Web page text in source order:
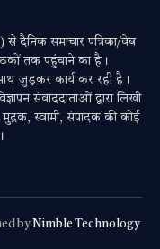
दैनिक समाचार पत्रिका/वेब
तक पहुंचाने का है।
जुड़कर कार्य कर रही है।
संवाददाताओं द्वारा लिखी
स्वामी, संपादक की कोई
byNimble Technology